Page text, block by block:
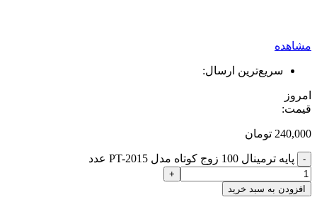
مشاهده
سریع‌ترین ارسال:
امروز
قیمت:
240,000 تومان
- پایه ترمینال 100 زوج کوتاه مدل PT-2015 عدد
+
افزودن به سبد خرید